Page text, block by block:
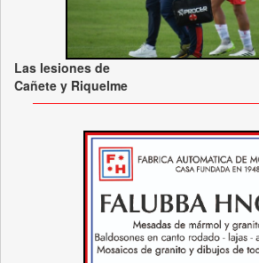
Las lesiones de
Cañete y Riquelme